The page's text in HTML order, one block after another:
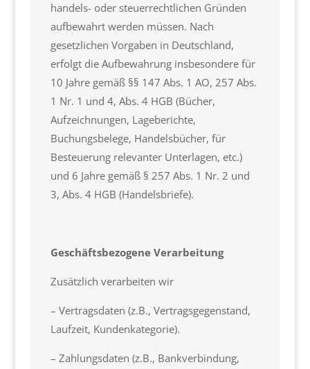
handels- oder steuerrechtlichen Gründen
aufbewahrt werden müssen. Nach
gesetzlichen Vorgaben in Deutschland,
erfolgt die Aufbewahrung insbesondere für
10 Jahre gemäß §§ 147 Abs. 1 AO, 257 Abs.
1 Nr. 1 und 4, Abs. 4 HGB (Bücher,
Aufzeichnungen, Lageberichte,
Buchungsbelege, Handelsbücher, für
Besteuerung relevanter Unterlagen, etc.)
und 6 Jahre gemäß § 257 Abs. 1 Nr. 2 und
3, Abs. 4 HGB (Handelsbriefe).
Geschäftsbezogene Verarbeitung
Zusätzlich verarbeiten wir
– Vertragsdaten (z.B., Vertragsgegenstand,
Laufzeit, Kundenkategorie).
– Zahlungsdaten (z.B., Bankverbindung,